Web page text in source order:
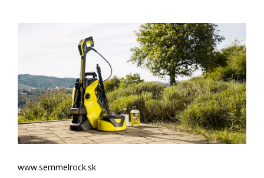
www.semmelrock.sk